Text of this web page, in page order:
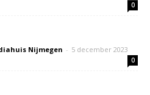
0
Nijmegen - 5 december 2023
0